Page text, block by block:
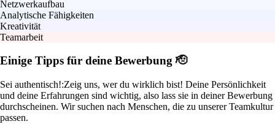
Netzwerkaufbau
Analytische Fähigkeiten
Kreativität
Teamarbeit
Einige Tipps für deine Bewerbung 🫡
Sei authentisch!:Zeig uns, wer du wirklich bist! Deine Persönlichkeit
und deine Erfahrungen sind wichtig, also lass sie in deiner Bewerbung
durchscheinen. Wir suchen nach Menschen, die zu unserer Teamkultur
passen.